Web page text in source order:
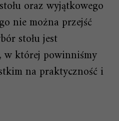
oraz wyjątkowego
nie można przejść
stołu jest
której powinniśmy
na praktyczność i